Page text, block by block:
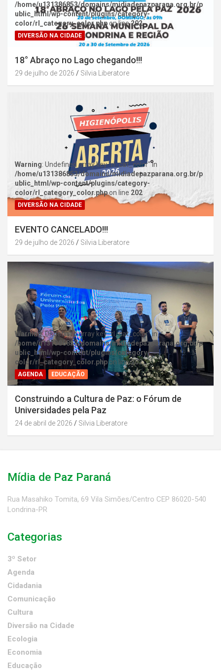
/home/u131386853/domains/midiadepazparana.org.br/p
ublic_html/wp-content/plugins/category-
color/rl_category_color.phpon line202
DIVERSÃO NA CIDADE
18° Abraço no Lago chegando!!!
29 de julho de 2026 Silvia Liberatore
Warning: Undefined array key "rl_cat_color" in
/home/u131386853/domains/midiadepazparana.org.br/p
ublic_html/wp-content/plugins/category-
color/rl_category_color.phpon line 202
DIVERSÃO NA CIDADE
EVENTO CANCELADO!!!
29 de julho de 2026 Silvia Liberatore
Warning: Undefined array key "rl_cat_color" in
/home/u131386853/domains/midiadepazparana.org.br/p
ublic_html/wp-content/plugins/category-
color/rl_category_color.phpon line202
AGENDA EDUCAÇÃO
Construindo a Cultura de Paz: o Fórum de
Universidades pela Paz
24 de abril de 2026 Silvia Liberatore
Mídia de Paz Paraná
Rua Masahiko Tomita, 69 Vila Simões/Centro CEP 86020-540
Londrina-PR
Categorias
3º Setor
Agenda
Cidadania
Comunicação
Cultura
Diversão na Cidade
Ecologia
Economia
Educação